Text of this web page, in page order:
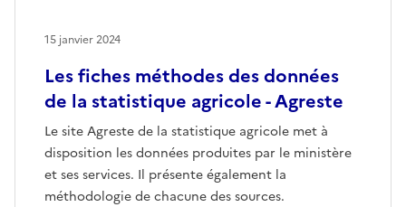
Les fiches méthodes des données
de la statistique agricole - Agreste
Le site Agreste de la statistique agricole met à
disposition les données produites par le ministère
et ses services. Il présente également la
méthodologie de chacune des sources.
15 janvier 2024